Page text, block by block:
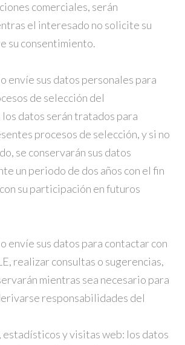
comerciales, serán
el interesado no solicite su
su consentimiento.
envíe sus datos personales para
de selección del
los datos serán tratados para
procesos de selección, y si no
se conservarán sus datos
un periodo de dos años con el fin
su participación en futuros
envíe sus datos para contactar con
realizar consultas o sugerencias,
mientras sea necesario para
responsabilidades del
y visitas web: los datos